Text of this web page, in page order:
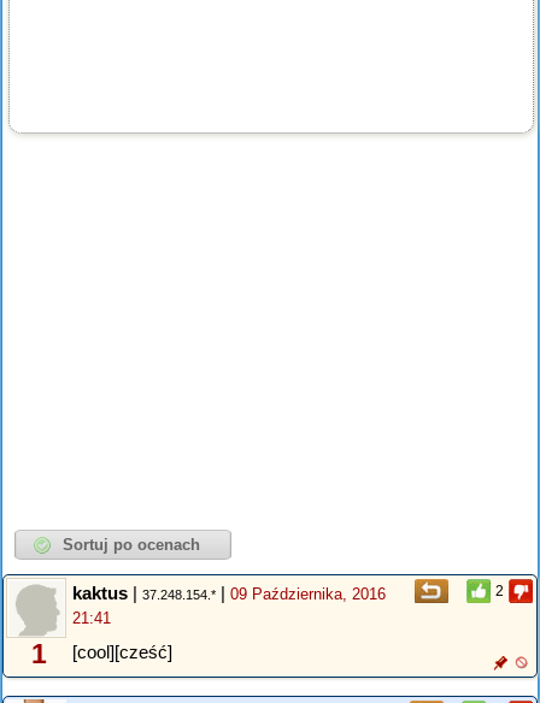
2
1
kaktus | 37.248.154.* | 09 Października, 2016
21:41
[cool][cześć]